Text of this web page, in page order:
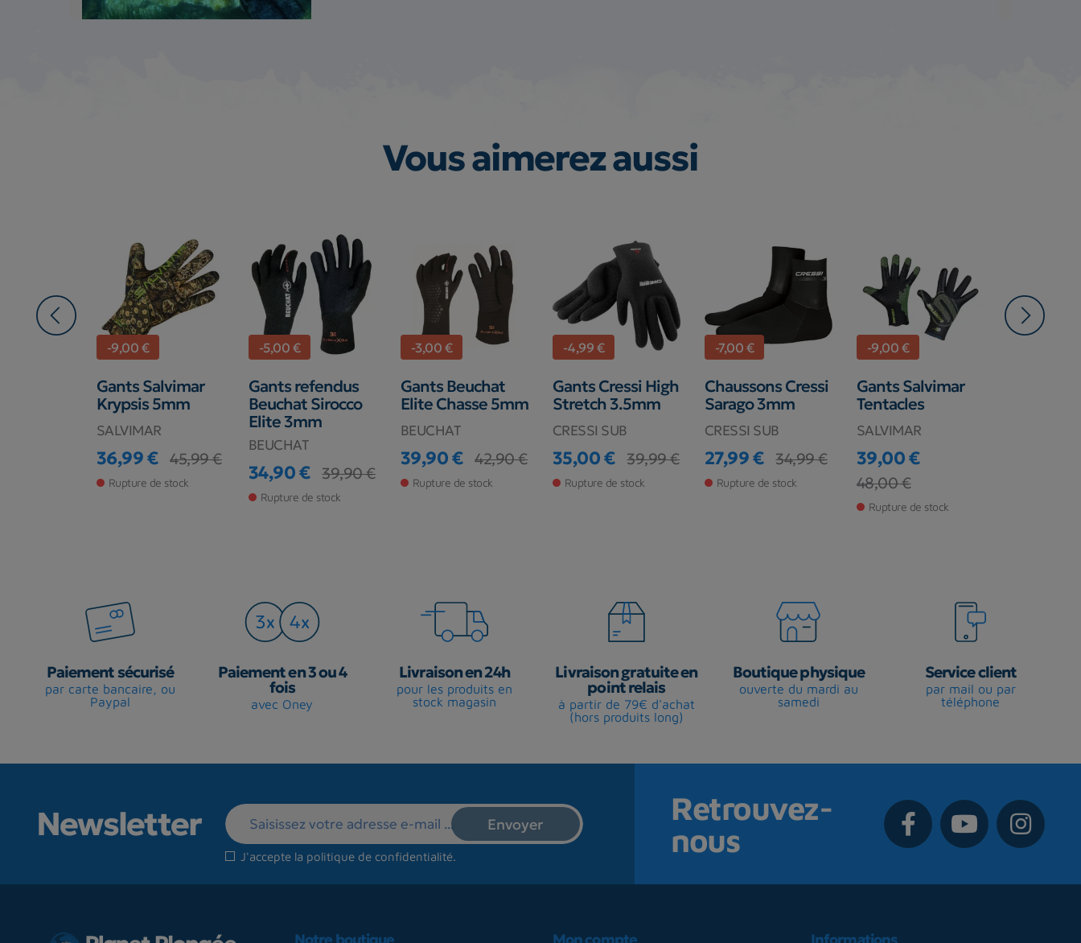
Vous aimerez aussi
-9,00 €
Gants Salvimar
Krypsis 5mm
SALVIMAR
Prix
36,99 €
Prix de base
45,99 €
Rupture de stock
-5,00 €
Gants refendus
Beuchat Sirocco
Elite 3mm
BEUCHAT
Prix
34,90 €
Prix de base
39,90 €
Rupture de stock
-3,00 €
Gants Beuchat
Elite Chasse 5mm
BEUCHAT
Prix
39,90 €
Prix de base
42,90 €
Rupture de stock
-4,99 €
Gants Cressi High
Stretch 3.5mm
CRESSI SUB
Prix
35,00 €
Prix de base
39,99 €
Rupture de stock
-7,00 €
Chaussons Cressi
Sarago 3mm
CRESSI SUB
Prix
27,99 €
Prix de base
34,99 €
Rupture de stock
-9,00 €
Gants Salvimar
Tentacles
SALVIMAR
Prix
39,00 €
Prix de base
48,00 €
Rupture de stock
Paiement sécurisé
par carte bancaire, ou
Paypal
Paiement en 3 ou 4
fois
avec Oney
Livraison en 24h
pour les produits en
stock magasin
Livraison gratuite en
point relais
à partir de 79€ d'achat
(hors produits long)
Boutique physique
ouverte du mardi au
samedi
Service client
par mail ou par
téléphone
Newsletter
J'accepte la politique de confidentialité.
Retrouvez-
nous